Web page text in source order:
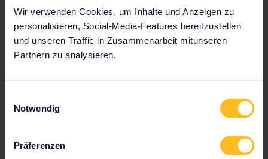
Wir verwenden Cookies, um Inhalte und Anzeigen zu
personalisieren, Social-Media-Features bereitzustellen
und unseren Traffic in Zusammenarbeit mitunseren
Partnern zu analysieren.
Notwendig
Präferenzen
✔ Erkunde das griechische Festland mit dem Zug
✔ Ermäßigungen für Reisende inbegriffen